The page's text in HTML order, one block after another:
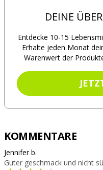
DEINE
Entdecke 10-15
Erhalte jeden Monat
Warenwert der
KOMMENTARE
Jennifer b.
Guter geschmack und nicht